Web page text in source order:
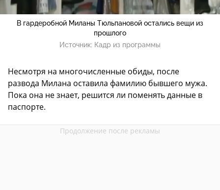
В гардеробной Миланы Тюльпановой остались вещи из
прошлого
Источник: Кадр из программы
Несмотря на многочисленные обиды, после
развода Милана оставила фамилию бывшего мужа.
Пока она не знает, решится ли поменять данные в
паспорте.